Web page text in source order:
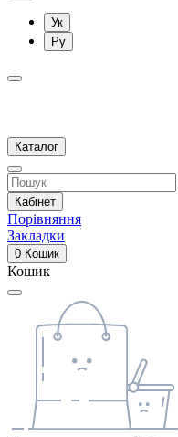
Ук
Ру
Каталог
Кабінет
Порівняння
Закладки
0 Кошик
Кошик